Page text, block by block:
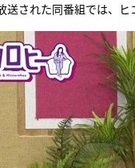
送された同番組では、ヒ